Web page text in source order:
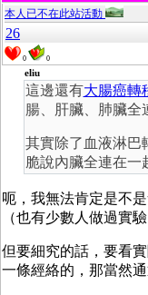
本人已不在此站活動
26
0 0
eliu
這邊還有大腸癌轉
腸、肝臟、肺臟全
其實除了血液淋巴
脆說內臟全連在一
呃，我無法肯定是不
（也有少數人做過實
但要細究的話，要看
一條經絡的，那當然